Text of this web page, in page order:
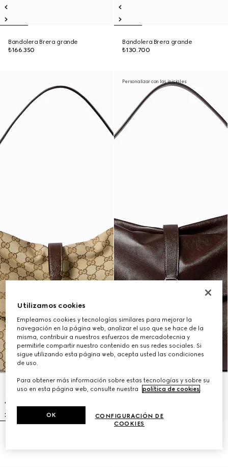
Bandolera Brera grande
₺166.350
Bandolera Brera grande
₺130.700
Personalizar con las iniciales
Utilizamos cookies
Empleamos cookies y tecnologías similares para mejorar la
navegación en la página web, analizar el uso que se hace de la
misma, contribuir a nuestros esfuerzos de mercadotecnia y
permitirle compartir nuestro contenido en sus redes sociales. Si
sigue utilizando esta página web, acepta usted las condiciones
de uso.
Para obtener más información sobre estas tecnologías y sobre su
uso en esta página web, consulte nuestra
política de cookies.
CONFIGURACIÓN DE
COOKIES
OK